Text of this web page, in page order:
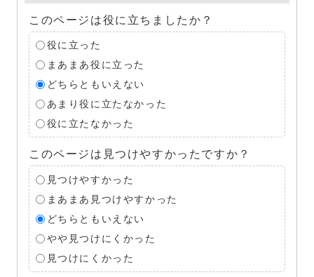
このページは役に立ちましたか？
役に立った
まあまあ役に立った
どちらともいえない
あまり役に立たなかった
役に立たなかった
このページは見つけやすかったですか？
見つけやすかった
まあまあ見つけやすかった
どちらともいえない
やや見つけにくかった
見つけにくかった